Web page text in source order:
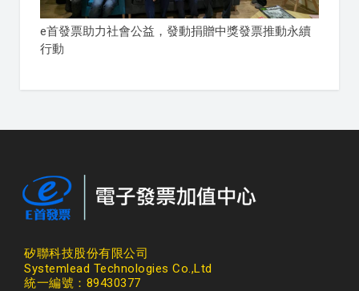
e首發票助力社會公益，發動捐贈中獎發票推動永續
行動
矽聯科技股份有限公司
Systemlead Technologies Co.,Ltd
統一編號：89430377